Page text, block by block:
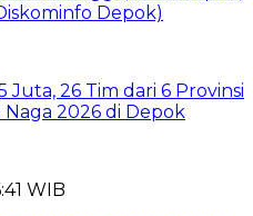
26 Tim dari 6 Provinsi
2026 di Depok
WIB